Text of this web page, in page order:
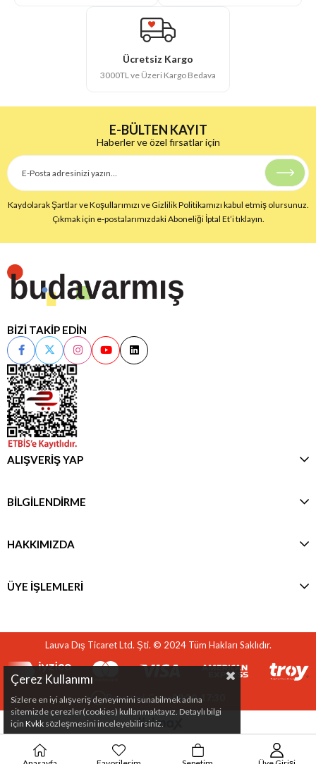
Ücretsiz Kargo
3000TL ve Üzeri Kargo Bedava
E-BÜLTEN KAYIT
Haberler ve özel fırsatlar için
Kaydolarak Şartlar ve Koşullarımızı ve Gizlilik Politikamızı kabul etmiş olursunuz.
Çıkmak için e-postalarımızdaki Aboneliği İptal Et’i tıklayın.
BİZİ TAKİP EDİN
ALIŞVERİŞ YAP
BİLGİLENDİRME
HAKKIMIZDA
ÜYE İŞLEMLERİ
Lauva Dış Ticaret Ltd. Şti. © 2024 Tüm Hakları Saklıdır.
Pazartesi-Cuma08:30-17:30
Çerez Kullanımı
Sizlere en iyi alışveriş deneyimini sunabilmek adına
sitemizde çerezler(cookies) kullanmaktayız. Detaylı bilgi
için Kvkk sözleşmesini inceleyebilirsiniz.